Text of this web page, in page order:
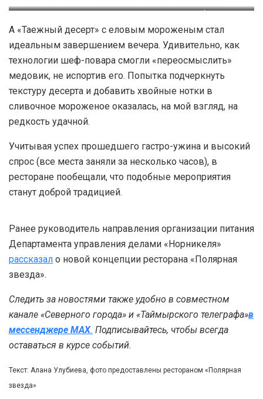
Салат с вырезкой северного
оленя. Фото: Алана Улубиева
Таежный десерт. Фото: Алана
Улубиева
А «Таежный десерт» с еловым мороженым стал
идеальным завершением вечера. Удивительно, как
технологии шеф-повара смогли «переосмыслить»
медовик, не испортив его. Попытка подчеркнуть
текстуру десерта и добавить хвойные нотки в
сливочное мороженое оказалась, на мой взгляд, на
редкость удачной.
Учитывая успех прошедшего гастро-ужина и высокий
спрос (все места заняли за несколько часов), в
ресторане пообещали, что подобные мероприятия
станут доброй традицией.
Ранее руководитель направления организации питания
Департамента управления делами «Норникеля»
рассказал о новой концепции ресторана «Полярная
звезда».
Следить за новостями также удобно в совместном
канале «Северного города» и «Таймырского телеграфа»в
мессенджере MAX. Подписывайтесь, чтобы всегда
оставаться в курсе событий.
Текст: Алана Улубиева, фото предоставлены рестораном «Полярная
звезда»